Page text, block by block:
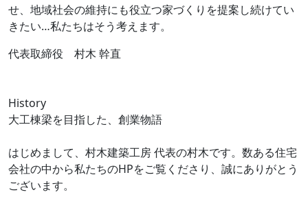
せ、地域社会の維持にも役立つ家づくりを提案し続けてい
きたい…私たちはそう考えます。
代表取締役 村木 幹直
History
大工棟梁を目指した、創業物語
はじめまして、村木建築工房 代表の村木です。数ある住宅
会社の中から私たちのHPをご覧くださり、誠にありがとう
ございます。